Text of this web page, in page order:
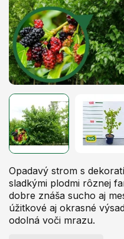
Opadavý strom s
sladkými plodmi rôznej
dobre znáša sucho aj
úžitkové aj okrasné
odolná voči mrazu.